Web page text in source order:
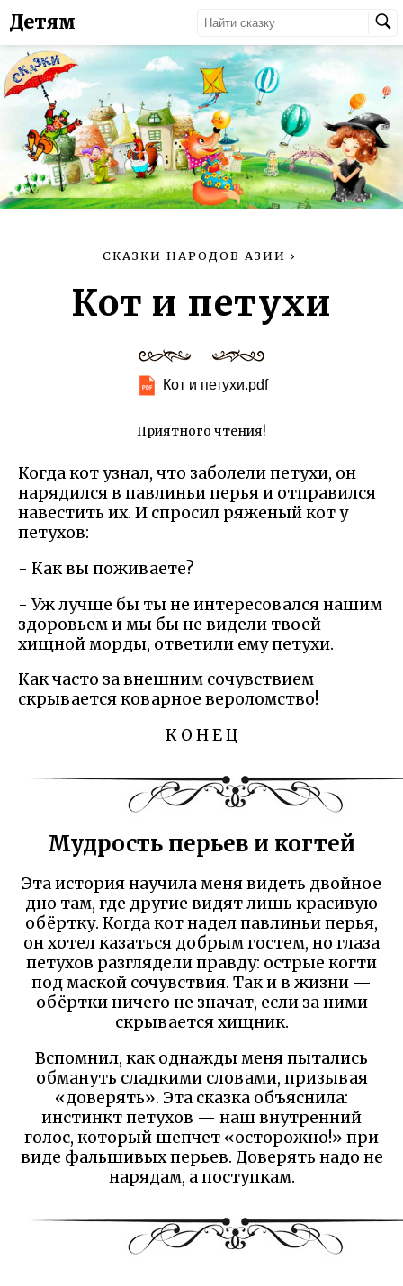
Детям
СКАЗКИ НАРОДОВ АЗИИ ›
Кот и петухи
Кот и петухи.pdf
Приятного чтения!
Когда кот узнал, что заболели петухи, он
нарядился в павлиньи перья и отправился
навестить их. И спросил ряженый кот у
петухов:
- Как вы поживаете?
- Уж лучше бы ты не интересовался нашим
здоровьем и мы бы не видели твоей
хищной морды, ответили ему петухи.
Как часто за внешним сочувствием
скрывается коварное вероломство!
К О Н Е Ц
Мудрость перьев и когтей
Эта история научила меня видеть двойное
дно там, где другие видят лишь красивую
обёртку. Когда кот надел павлиньи перья,
он хотел казаться добрым гостем, но глаза
петухов разглядели правду: острые когти
под маской сочувствия. Так и в жизни —
обёртки ничего не значат, если за ними
скрывается хищник.
Вспомнил, как однажды меня пытались
обмануть сладкими словами, призывая
«доверять». Эта сказка объяснила:
инстинкт петухов — наш внутренний
голос, который шепчет «осторожно!» при
виде фальшивых перьев. Доверять надо не
нарядам, а поступкам.